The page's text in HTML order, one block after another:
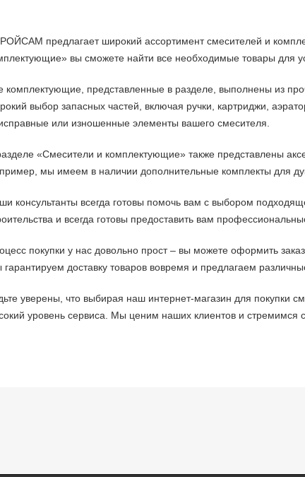
предлагает широкий ассортимент смесителей и
вы сможете найти все необходимые товары для
комплектующие, представленные в разделе, выполнены из
выбор запасных частей, включая ручки, картриджи,
или изношенные элементы вашего смесителя.
«Смесители и комплектующие» также представлены
мы имеем в наличии дополнительные комплекты для
консультанты всегда готовы помочь вам с выбором
и всегда готовы предоставить вам
покупки у нас довольно прост – вы можете оформить
доставку товаров вовремя и предлагаем
уверены, что выбирая наш интернет-магазин для покупки
уровень сервиса. Мы ценим наших клиентов и стремимся